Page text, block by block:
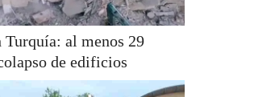
Turquía: al menos 29
de edificios